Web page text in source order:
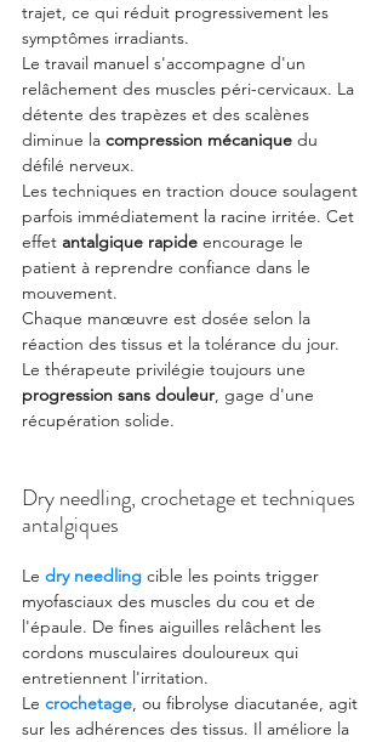
trajet, ce qui réduit progressivement les
symptômes irradiants.
Le travail manuel s'accompagne d'un
relâchement des muscles péri-cervicaux. La
détente des trapèzes et des scalènes
diminue la compression mécanique du
défilé nerveux.
Les techniques en traction douce soulagent
parfois immédiatement la racine irritée. Cet
effet antalgique rapide encourage le
patient à reprendre confiance dans le
mouvement.
Chaque manœuvre est dosée selon la
réaction des tissus et la tolérance du jour.
Le thérapeute privilégie toujours une
progression sans douleur, gage d'une
récupération solide.
Dry needling, crochetage et techniques
antalgiques
Le dry needling cible les points trigger
myofasciaux des muscles du cou et de
l'épaule. De fines aiguilles relâchent les
cordons musculaires douloureux qui
entretiennent l'irritation.
Le crochetage, ou fibrolyse diacutanée, agit
sur les adhérences des tissus. Il améliore la